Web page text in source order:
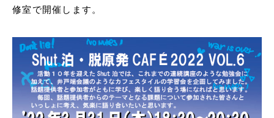
修室で開催します。